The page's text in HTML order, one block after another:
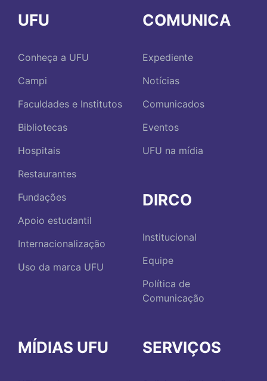
UFU
Conheça a UFU
Campi
Faculdades e Institutos
Bibliotecas
Hospitais
Restaurantes
Fundações
Apoio estudantil
Internacionalização
Uso da marca UFU
COMUNICA
Expediente
Notícias
Comunicados
Eventos
UFU na mídia
DIRCO
Institucional
Equipe
Política de
Comunicação
MÍDIAS UFU SERVIÇOS